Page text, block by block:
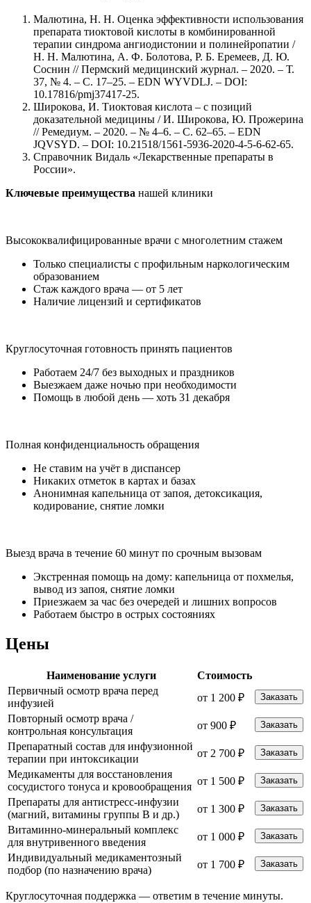
Малютина, Н. Н. Оценка эффективности использования
препарата тиоктовой кислоты в комбинированной
терапии синдрома ангиодистонии и полинейропатии /
Н. Н. Малютина, А. Ф. Болотова, Р. Б. Еремеев, Д. Ю.
Соснин // Пермский медицинский журнал. – 2020. – Т.
37, № 4. – С. 17–25. – EDN WYVDLJ. – DOI:
10.17816/pmj37417-25.
Широкова, И. Тиоктовая кислота – с позиций
доказательной медицины / И. Широкова, Ю. Прожерина
// Ремедиум. – 2020. – № 4–6. – С. 62–65. – EDN
JQVSYD. – DOI: 10.21518/1561-5936-2020-4-5-6-62-65.
Справочник Видаль «Лекарственные препараты в
России».
Ключевые преимущества нашей клиники
Высококвалифицированные врачи с многолетним стажем
Только специалисты с профильным наркологическим
образованием
Стаж каждого врача — от 5 лет
Наличие лицензий и сертификатов
Круглосуточная готовность принять пациентов
Работаем 24/7 без выходных и праздников
Выезжаем даже ночью при необходимости
Помощь в любой день — хоть 31 декабря
Полная конфиденциальность обращения
Не ставим на учёт в диспансер
Никаких отметок в картах и базах
Анонимная капельница от запоя, детоксикация,
кодирование, снятие ломки
Выезд врача в течение 60 минут по срочным вызовам
Экстренная помощь на дому: капельница от похмелья,
вывод из запоя, снятие ломки
Приезжаем за час без очередей и лишних вопросов
Работаем быстро в острых состояниях
Цены
Наименование услуги
Стоимость
Первичный осмотр врача перед
инфузией
от 1 200 ₽ Заказать
Повторный осмотр врача /
контрольная консультация
от 900 ₽ Заказать
Препаратный состав для инфузионной
терапии при интоксикации
от 2 700 ₽ Заказать
Медикаменты для восстановления
сосудистого тонуса и кровообращения от 1 500 ₽ Заказать
Препараты для антистресс-инфузии
(магний, витамины группы B и др.)
от 1 300 ₽ Заказать
Витаминно-минеральный комплекс
для внутривенного введения
от 1 000 ₽ Заказать
Индивидуальный медикаментозный
подбор (по назначению врача)
от 1 700 ₽ Заказать
Круглосуточная поддержка — ответим в течение минуты.